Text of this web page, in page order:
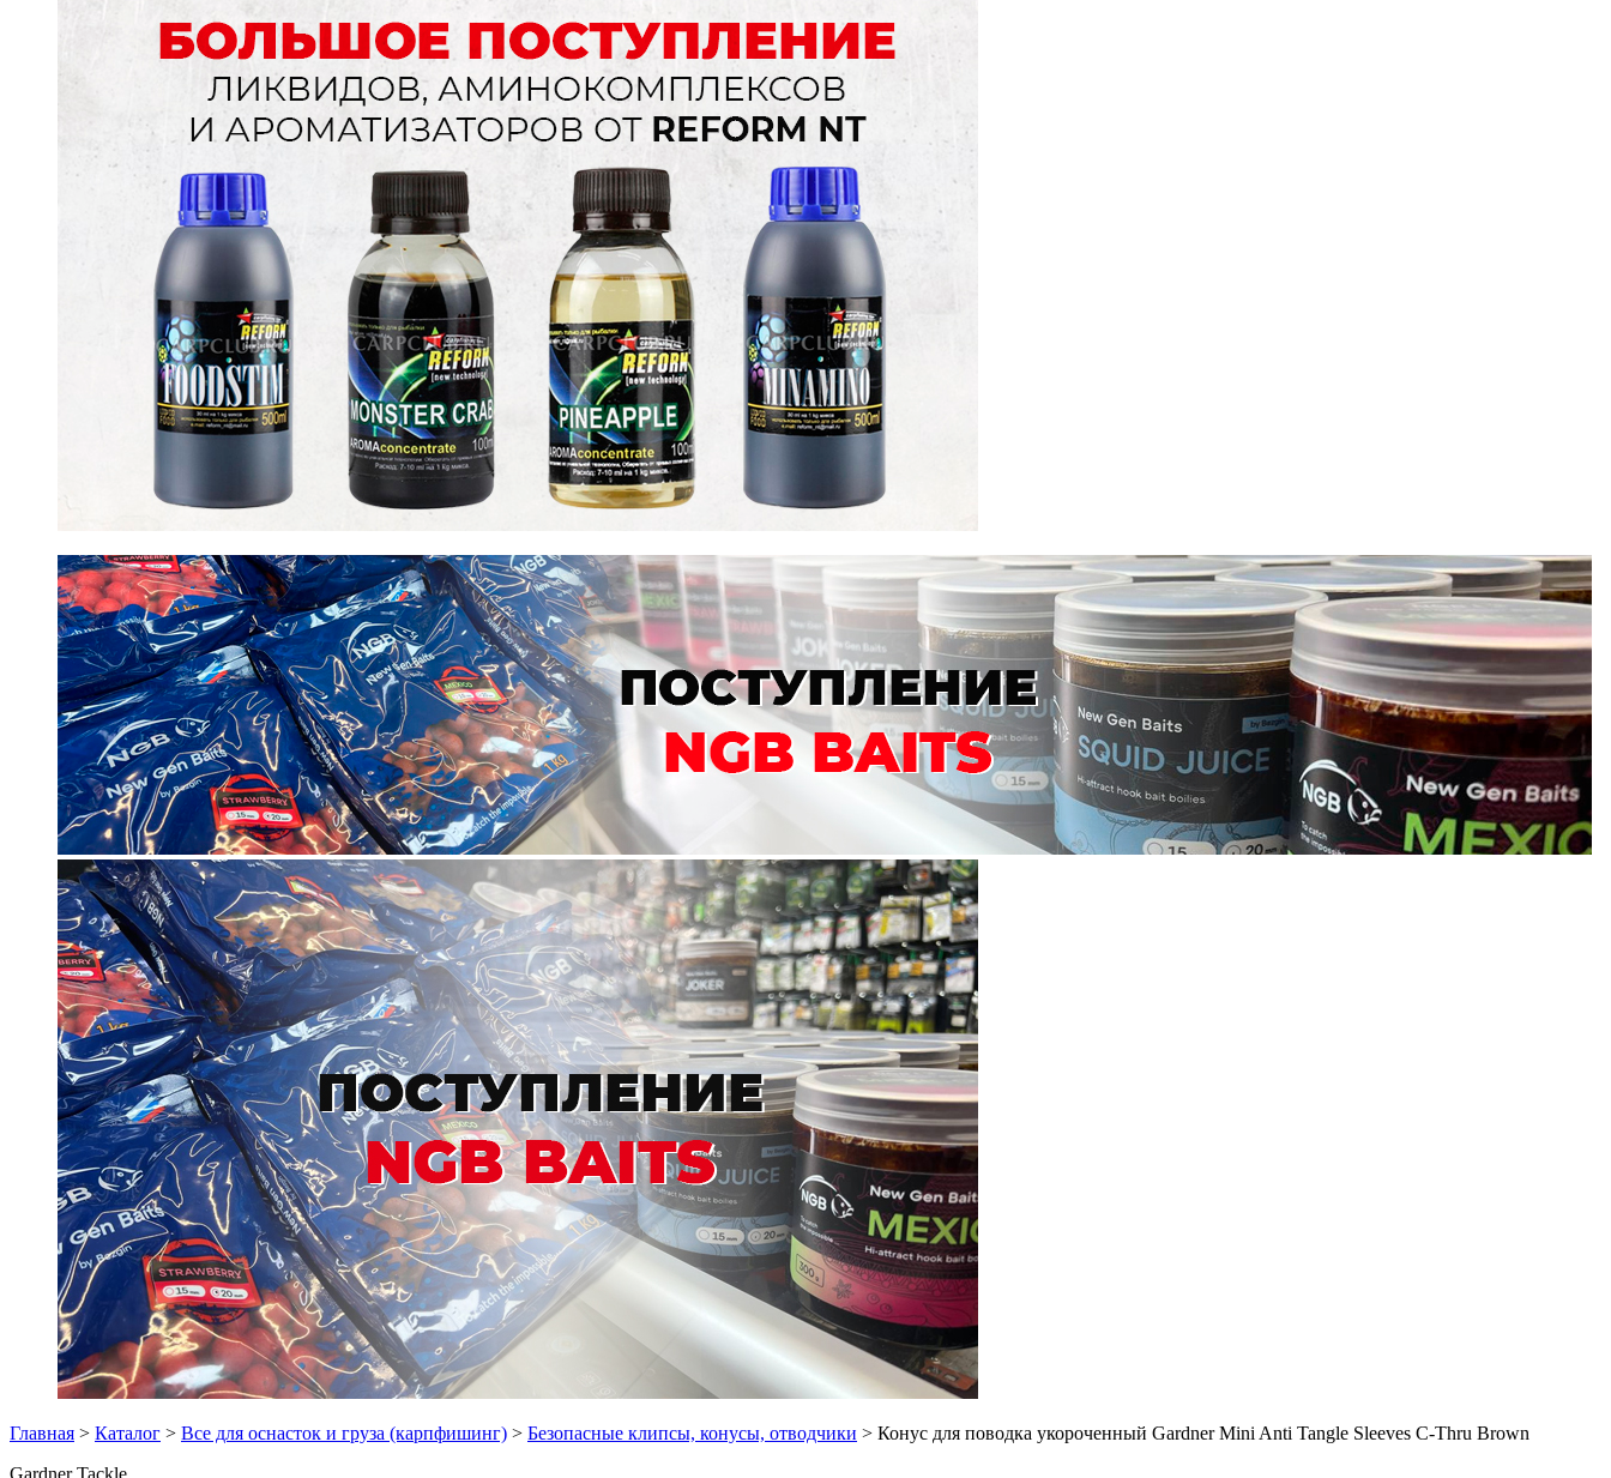
Главная > Каталог > Все для оснасток и груза (карпфишинг) > Безопасные клипсы, конусы, отводчики > Конус для поводка укороченный Gardner Mini Anti Tangle Sleeves C-Thru Brown
Gardner Tackle